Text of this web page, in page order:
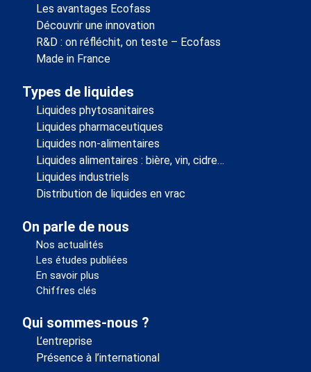
Les avantages Ecofass
Découvrir une innovation
R&D : on réfléchit, on teste – Ecofass
Made in France
Types de liquides
Liquides phytosanitaires
Liquides pharmaceutiques
Liquides non-alimentaires
Liquides alimentaires : bière, vin, cidre…
Liquides industriels
Distribution de liquides en vrac
On parle de nous
Nos actualités
Les études publiées
En savoir plus
Chiffres clés
Qui sommes-nous ?
L’entreprise
Présence à l’international